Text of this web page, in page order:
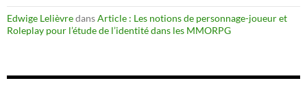
Edwige LelièvredansArticle : Les notions de personnage-joueur et
Roleplay pour l’étude de l’identité dans les MMORPG